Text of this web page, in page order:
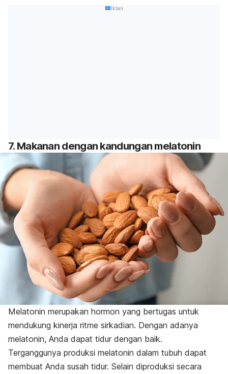
Iklan
7. Makanan dengan kandungan melatonin
Melatonin merupakan hormon yang bertugas untuk
mendukung kinerja ritme sirkadian. Dengan adanya
melatonin, Anda dapat tidur dengan baik.
Terganggunya produksi melatonin dalam tubuh dapat
membuat Anda susah tidur. Selain diproduksi secara